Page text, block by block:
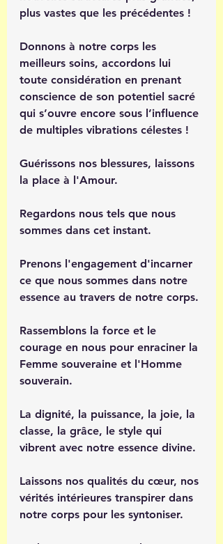
plus vastes que les précédentes !
Donnons à notre corps les
meilleurs soins, accordons lui
toute considération en prenant
conscience de son potentiel sacré
qui s’ouvre encore sous l’influence
de multiples vibrations célestes !
Guérissons nos blessures, laissons
la place à l'Amour.
Regardons nous tels que nous
sommes dans cet instant.
Prenons l'engagement d'incarner
ce que nous sommes dans notre
essence au travers de notre corps.
Rassemblons la force et le
courage en nous pour enraciner la
Femme souveraine et l'Homme
souverain.
La dignité, la puissance, la joie, la
classe, la grâce, le style qui
vibrent avec notre essence divine.
Laissons nos qualités du cœur, nos
vérités intérieures transpirer dans
notre corps pour les syntoniser.